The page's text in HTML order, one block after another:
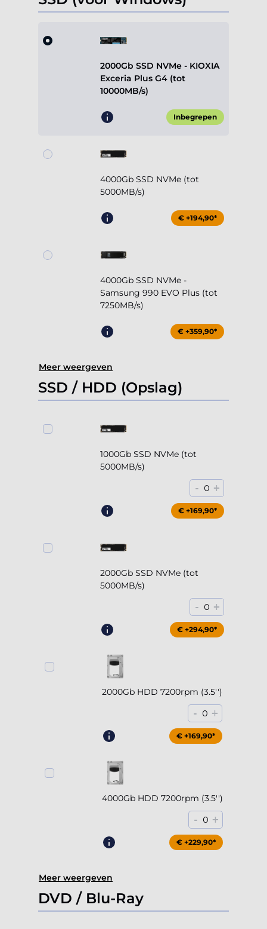
2000Gb SSD NVMe - KIOXIA
Exceria Plus G4 (tot
10000MB/s)
Inbegrepen
4000Gb SSD NVMe (tot
5000MB/s)
€ +194,90*
4000Gb SSD NVMe -
Samsung 990 EVO Plus (tot
7250MB/s)
€ +359,90*
Meer weergeven
SSD / HDD (Opslag)
1000Gb SSD NVMe (tot
5000MB/s)
- 0 +
€ +169,90*
2000Gb SSD NVMe (tot
5000MB/s)
- 0 +
€ +294,90*
2000Gb HDD 7200rpm (3.5'')
- 0 +
€ +169,90*
4000Gb HDD 7200rpm (3.5'')
- 0 +
€ +229,90*
Meer weergeven
DVD / Blu-Ray